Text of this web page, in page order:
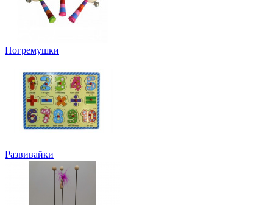
Погремушки
Развивайки